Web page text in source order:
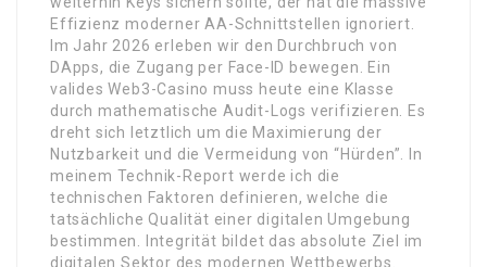
Effizienz moderner AA-Schnittstellen ignoriert.
Im Jahr 2026 erleben wir den Durchbruch von
DApps, die Zugang per Face-ID bewegen. Ein
valides Web3-Casino muss heute eine Klasse
durch mathematische Audit-Logs verifizieren. Es
dreht sich letztlich um die Maximierung der
Nutzbarkeit und die Vermeidung von “Hürden”. In
meinem Technik-Report werde ich die
technischen Faktoren definieren, welche die
tatsächliche Qualität einer digitalen Umgebung
bestimmen. Integrität bildet das absolute Ziel im
digitalen Sektor des modernen Wettbewerbs.